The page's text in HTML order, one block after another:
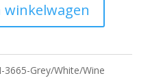
winkelwagen
3665-Grey/White/Wine